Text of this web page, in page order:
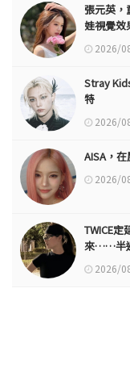
張元英
娃視覺效
2026/
Stray
特
2026/
AISA，
2026/
TWICE
來……半
2026/